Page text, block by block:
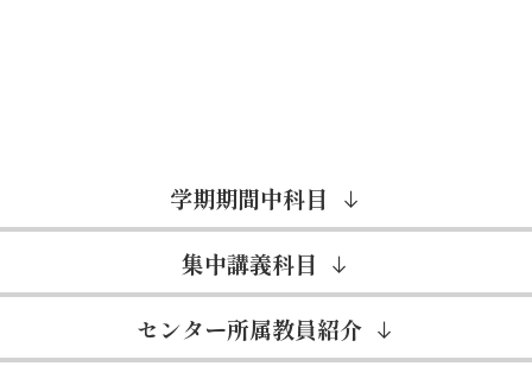
学期期間中科目
集中講義科目
センター所属教員紹介